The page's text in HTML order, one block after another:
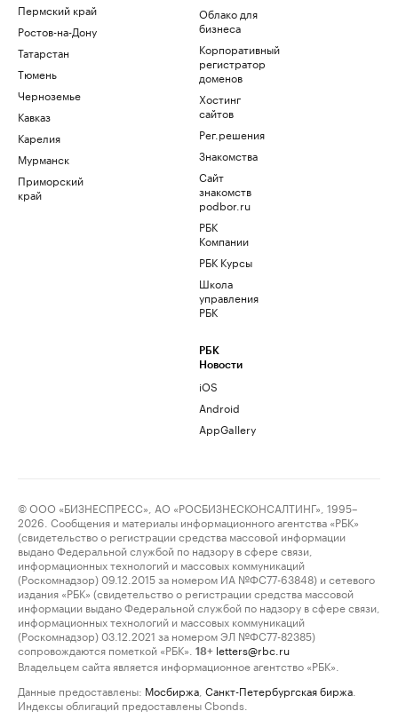
Пермский край
Ростов-на-Дону
Татарстан
Тюмень
Черноземье
Кавказ
Карелия
Мурманск
Приморский
край
Облако для
бизнеса
Корпоративный
регистратор
доменов
Хостинг
сайтов
Рег.решения
Знакомства
Сайт
знакомств
podbor.ru
РБК
Компании
РБК Курсы
Школа
управления
РБК
РБК
Новости
iOS
Android
AppGallery
© ООО «БИЗНЕСПРЕСС», АО «РОСБИЗНЕСКОНСАЛТИНГ», 1995–
2026. Сообщения и материалы информационного агентства «РБК»
(свидетельство о регистрации средства массовой информации
выдано Федеральной службой по надзору в сфере связи,
информационных технологий и массовых коммуникаций
(Роскомнадзор) 09.12.2015 за номером ИА №ФС77-63848) и сетевого
издания «РБК» (свидетельство о регистрации средства массовой
информации выдано Федеральной службой по надзору в сфере связи,
информационных технологий и массовых коммуникаций
(Роскомнадзор) 03.12.2021 за номером ЭЛ №ФС77-82385)
сопровождаются пометкой «РБК».
18+ letters@rbc.ru
Владельцем сайта является информационное агентство «РБК».
Данные предоставлены: Мосбиржа Санкт-Петербургская биржа
Индексы облигаций предоставлены Cbonds.